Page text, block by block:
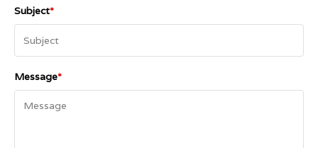
Subject*
Message*